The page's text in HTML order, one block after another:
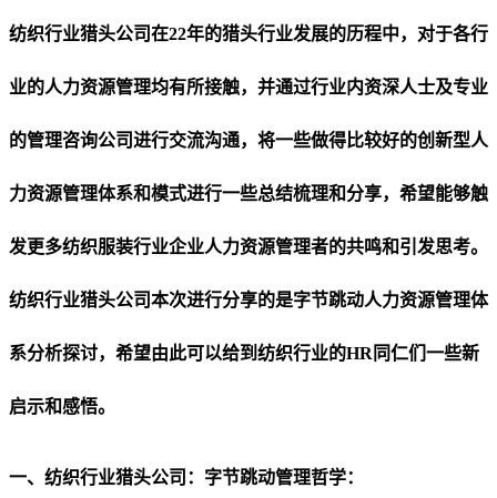
纺织行业猎头公司在22年的猎头行业发展的历程中，对于各行
业的人力资源管理均有所接触，并通过行业内资深人士及专业
的管理咨询公司进行交流沟通，将一些做得比较好的创新型人
力资源管理体系和模式进行一些总结梳理和分享，希望能够触
发更多纺织服装行业企业人力资源管理者的共鸣和引发思考。
纺织行业猎头公司本次进行分享的是字节跳动人力资源管理体
系分析探讨，希望由此可以给到纺织行业的HR同仁们一些新
启示和感悟。
一、纺织行业猎头公司：字节跳动管理哲学：